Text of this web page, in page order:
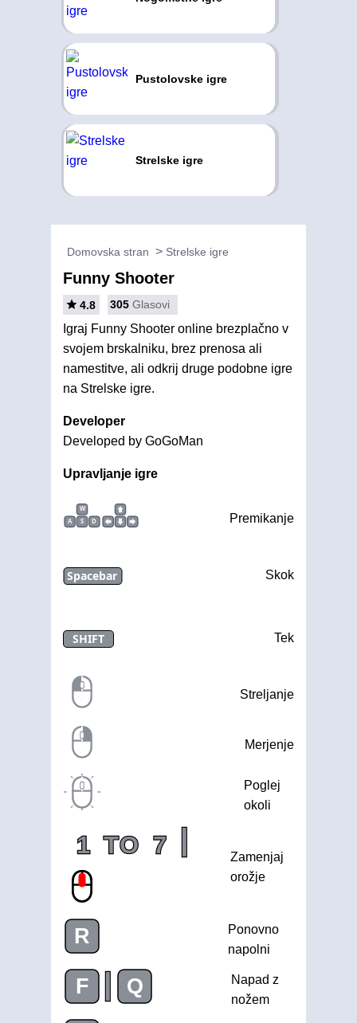
Pustolovske igre
Strelske igre
Domovska stran Strelske igre
Funny Shooter
4.8 305 Glasovi
Igraj Funny Shooter online brezplačno v
svojem brskalniku, brez prenosa ali
namestitve, ali odkrij druge podobne igre
na Strelske igre.
Developer
Developed by GoGoMan
Upravljanje igre
W
A
S D Premikanje
Spacebar Skok
SHIFT Tek
Streljanje
Merjenje
Poglej
okoli
1 TO 7 |
Zamenjaj
orožje
R
Ponovno
napolni
F | Q
Napad z
nožem